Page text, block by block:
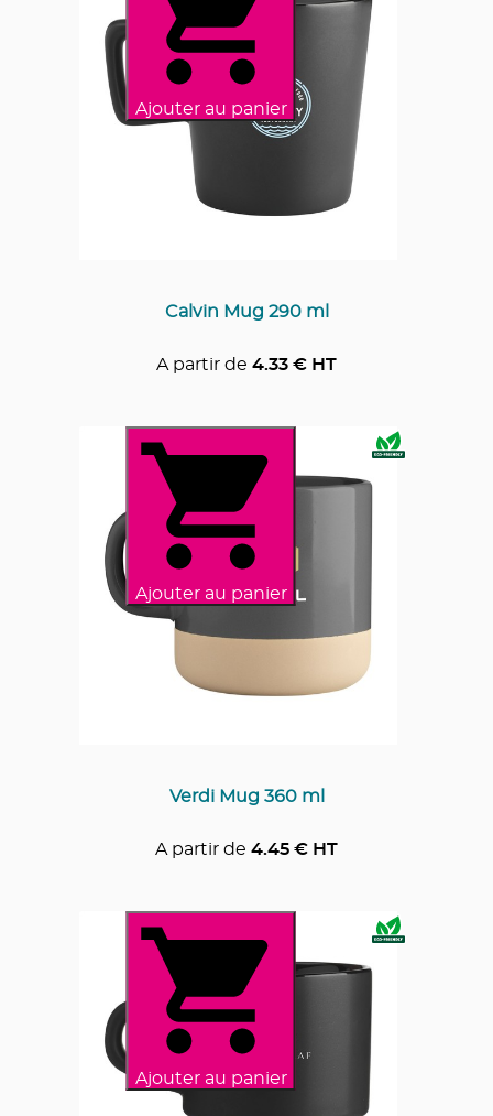
Ajouter au panier
Calvin Mug 290 ml
A partir de 4.33 € HT
Ajouter au panier
Verdi Mug 360 ml
A partir de 4.45 € HT
Ajouter au panier